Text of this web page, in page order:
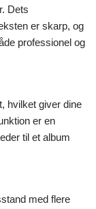
Dets
er skarp, og
professionel og
hvilket giver dine
er en
til et album
med flere